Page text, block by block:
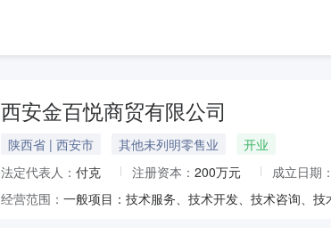
西安金百悦商贸有限公司
陕西省 | 西安市 其他未列明零售业
开业
法定代表人： 付克 注册资本： 200万元 成立日期：
经营范围：